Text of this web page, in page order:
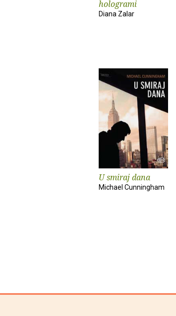
hologrami
Diana Zalar
U smiraj dana
Michael Cunningham